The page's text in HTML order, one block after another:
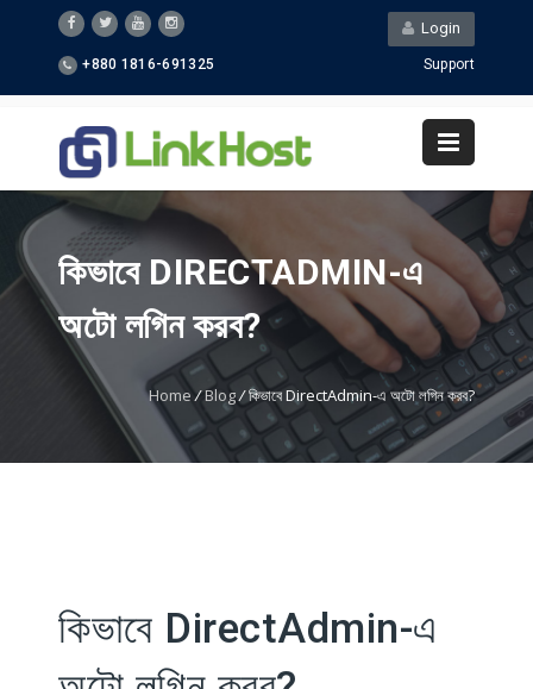
Login
+880 1816-691325 Support
কিভাবে DIRECTADMIN-এ
অটো লগিন করব?
Home / Blog/কিভাবে DirectAdmin-এ অটো লগিন করব?
কিভাবে DirectAdmin-এ